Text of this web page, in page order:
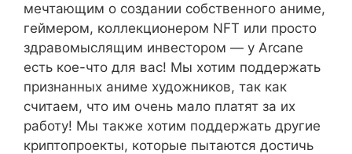
мечтающим о создании собственного аниме,
геймером, коллекционером NFT или просто
здравомыслящим инвестором — у Arcane
есть кое-что для вас! Мы хотим поддержать
признанных аниме художников, так как
считаем, что им очень мало платят за их
работу! Мы также хотим поддержать другие
криптопроекты, которые пытаются достичь